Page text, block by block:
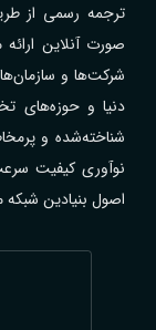
ترجمه رسمی از
صورت آنلاین
دنیا و حوزه‌های
شناخته‌شده و
نوآوری کیفیت
اصول بنیادین